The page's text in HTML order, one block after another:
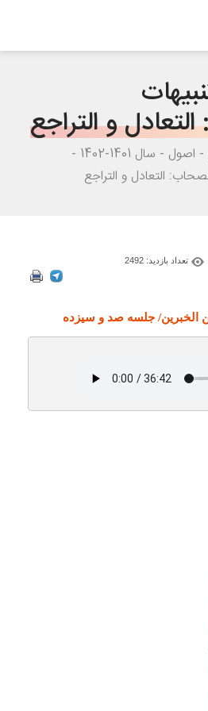
و التراجع
اصول
سال 1401-1402
التعادل و التراجع
تعداد بازدید: 2492
الخبرین/ جلسه صد و سیزده